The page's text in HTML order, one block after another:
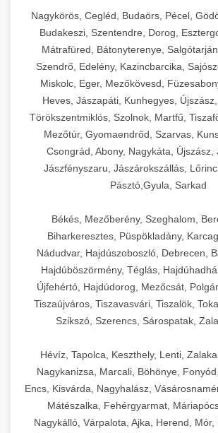
chef-
élelmiszer-előkészítéshez.
méretek különböző
chef-iparikonyhagepek.hu
kereskedelmi sajtreszelő
🍳 28. Nagykonyhai
Berendezések
Teljes körű nagykonyhai
professzionális vendéglátóipari
Minden, ami szükséges éttermi
műveletekhez.
chef-
kereskedelmi konyhai
Nagykörös, Cegléd, Budaörs, Pécel,
Budakeszi, Szentendre, Dorog,
Mátrafüred, Bátonyterenye,
Szendrő, Edelény, Kazincbarcika,
Miskolc, Eger, Mezőkövesd,
Heves, Jászapáti, Kunhegyes, Újszász,
Törökszentmiklós, Szolnok, Martfű,
Mezőtúr, Gyomaendrőd, Szarvas,
Csongrád, Abony, Nagykáta, Újszász,
Jászfényszaru, Jászárokszállás,
Pásztó,Gyula, Sarkad
Békés, Mezőberény, Szeghalom,
Biharkeresztes, Püspökladány,
Nádudvar, Hajdúszoboszló, Debrecen,
Hajdúböszörmény, Téglás,
Újfehértó, Hajdúdorog, Mezőcsát,
Tiszaújváros, Tiszavasvári, Tiszalök,
Szikszó, Szerencs, Sárospatak,
Hévíz, Tapolca, Keszthely, Lenti,
Nagykanizsa, Marcali, Böhönye,
Encs, Kisvárda, Nagyhalász,
Mátészalka, Fehérgyarmat,
Nagykálló, Várpalota, Ajka, Herend, Mór,